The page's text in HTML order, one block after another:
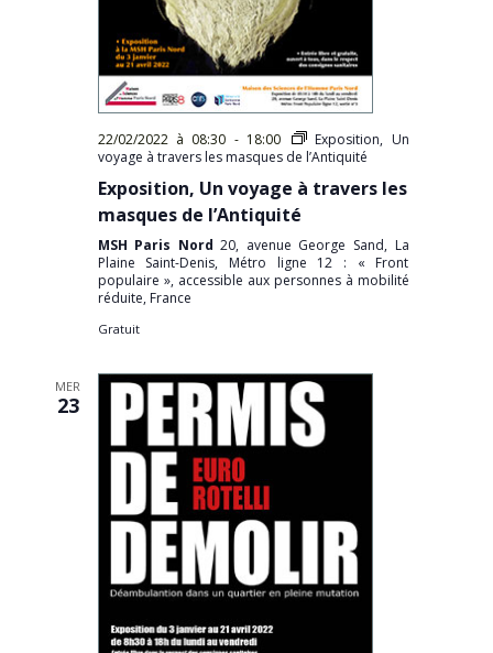
22/02/2022 à 08:30 - 18:00
Exposition, Un
voyage à travers les masques de l’Antiquité
Exposition, Un voyage à travers les
masques de l’Antiquité
MSH Paris Nord20, avenue George Sand, La
Plaine Saint-Denis, Métro ligne 12 : « Front
populaire », accessible aux personnes à mobilité
réduite, France
Gratuit
MER
23